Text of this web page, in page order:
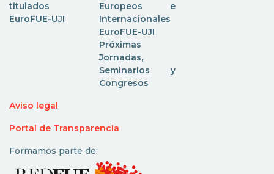
titulados
EuroFUE-UJI
Europeos e
Internacionales
EuroFUE-UJI
Próximas
Jornadas,
Seminarios y
Congresos
Aviso legal
Portal de Transparencia
Formamos parte de: